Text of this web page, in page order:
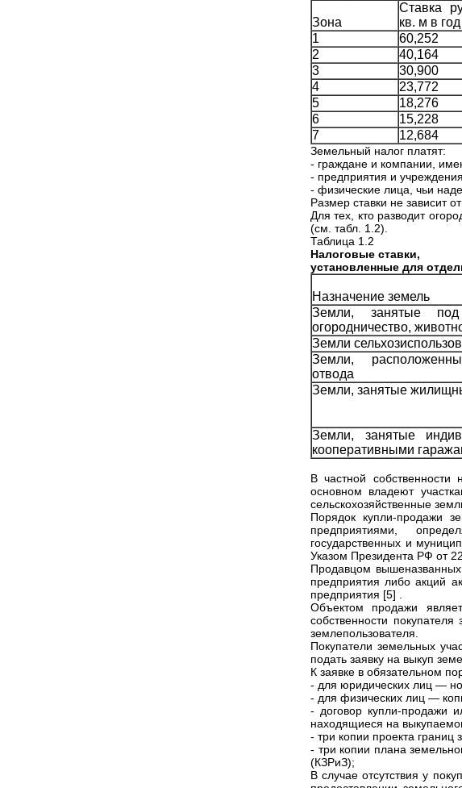
Зона
Ставка
кв. м в год
1
60,252
2
40,164
3
30,900
4
23,772
5
18,276
6
15,228
7
12,684
Земельный налог платят:
- граждане и компании,
- предприятия и
- физические лица, чьи
Размер ставки не зависит
Для тех, кто разводит
(см. табл. 1.2).
Таблица 1.2
Налоговые ставки,
установленные для
Назначение земель
Земли, занятые под
огородничество,
Земли
Земли,
отвода
Земли, занятые
Земли, занятые
кооперативными
В частной
основном владеют
сельскохозяйственные
Порядок купли-продажи
предприятиями,
государственных и
Указом Президента РФ от
Продавцом
предприятия либо акций
предприятия [5] .
Объектом продажи
собственности
землепользователя.
Покупатели земельных
подать заявку на выкуп
К заявке в обязательном
- для юридических лиц —
- для физических лиц —
- договор купли-продажи
находящиеся на
- три копии проекта границ
- три копии плана
(КЗРиЗ);
В случае отсутствия у